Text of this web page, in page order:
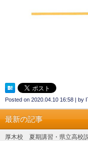
Posted on 2020.04.10 16:58 | by
最新の記事
厚木校 夏期講習・県立高校